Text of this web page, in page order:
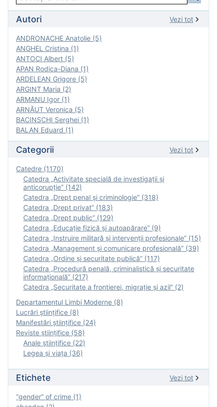
Autori Vezi tot
ANDRONACHE Anatolie (5)
ANGHEL Cristina (1)
ANTOCI Albert (5)
APAN Rodica-Diana (1)
ARDELEAN Grigore (5)
ARGINT Maria (2)
ARMANU Igor (1)
ARNĂUT Veronica (5)
BACINSCHI Serghei (1)
BALAN Eduard (1)
Categorii Vezi tot
Catedre (1170)
Catedra „Activitate specială de investigaţii şi
anticorupție” (142)
Catedra „Drept penal și criminologie” (318)
Catedra „Drept privat” (183)
Catedra „Drept public” (129)
Catedra „Educație fizică şi autoapărare” (9)
Catedra „Instruire militară şi intervenţii profesionale” (15)
Catedra „Management și comunicare profesională” (39)
Catedra „Ordine și securitate publică” (117)
Catedra „Procedură penală, criminalistică și securitate
informațională” (217)
Catedra „Securitate a frontierei, migrație și azil” (2)
Departamentul Limbi Moderne (8)
Lucrări științifice (8)
Manifestări ştiinţifice (24)
Reviste ştiinţifice (58)
Anale ştiinţifice (22)
Legea şi viaţa (36)
Etichete Vezi tot
“gender” of crime (1)